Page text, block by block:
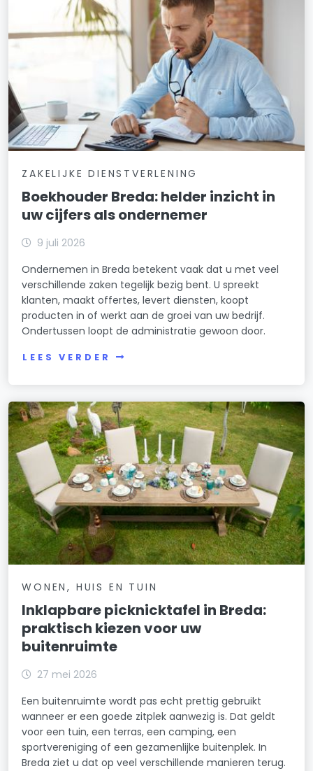
ZAKELIJKE DIENSTVERLENING
Boekhouder Breda: helder inzicht in
uw cijfers als ondernemer
9 juli 2026
Ondernemen in Breda betekent vaak dat u met veel
verschillende zaken tegelijk bezig bent. U spreekt
klanten, maakt offertes, levert diensten, koopt
producten in of werkt aan de groei van uw bedrijf.
Ondertussen loopt de administratie gewoon door.
LEES VERDER
WONEN, HUIS EN TUIN
Inklapbare picknicktafel in Breda:
praktisch kiezen voor uw
buitenruimte
27 mei 2026
Een buitenruimte wordt pas echt prettig gebruikt
wanneer er een goede zitplek aanwezig is. Dat geldt
voor een tuin, een terras, een camping, een
sportvereniging of een gezamenlijke buitenplek. In
Breda ziet u dat op veel verschillende manieren terug.